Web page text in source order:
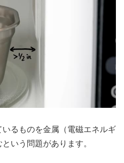
るものを金属（電磁エネルギ
いう問題があります。